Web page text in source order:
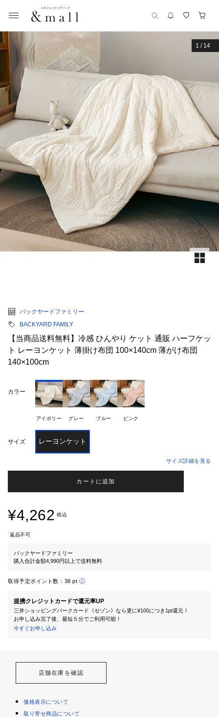
1 / 14
バックヤードファミリー
BACKYARD FAMILY
【当商品送料無料】冷感 ひんやり ケット 通販 ハーフケッ
ト レーヨンケット 薄掛け布団 100×140cm 薄がけ布団
140×100cm
カラー
アイボリー グレー ブルー ピンク
サイズ レーヨンケット
サイズ詳細を見る
カートに追加
¥4,262 税込
返品不可
バックヤードファミリー
購入合計金額4,990円以上で送料無料
取得予定ポイント数： 38 pt
提携クレジットカードで還元率UP
三井ショッピングパークカード《セゾン》なら更に¥100につき1pt還元！
お申し込み完了後、最短５分でご利用可能！
今すぐお申し込み
店舗在庫を確認
価格表示について
取り寄せ商品について